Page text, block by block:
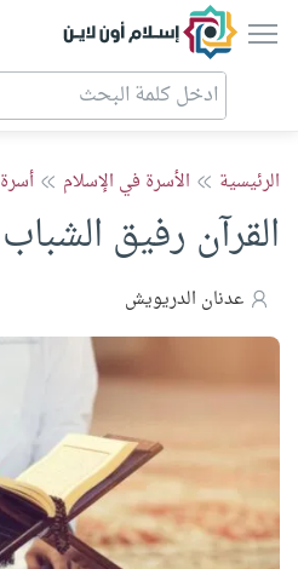
إسلام أون لاين
الرئيسية الأسرة في الإسلام
القرآن رفيق
عدنان الدريويش